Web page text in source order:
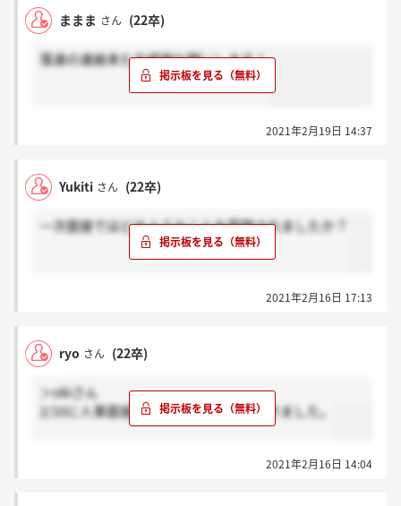
ままま さん (22卒)
落選の連絡来た方感謝お願いします！
2021年2月19日 14:37
Yukiti さん (22卒)
一次面接ではどのようなことを質問されましたか？
2021年2月16日 17:13
ryo さん (22卒)
＞okiさん
2/10に人事面接受けて、昨日通過連絡きました。
2021年2月16日 14:04